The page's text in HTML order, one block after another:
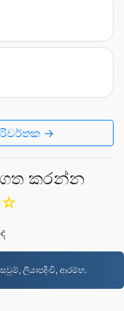
→
කරන්න
☆
ලියාපදිංචි, ආරම්භ.